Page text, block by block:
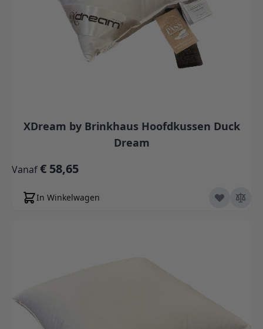
XDream by Brinkhaus Hoofdkussen Duck
Dream
Vanaf€ 58,65
In Winkelwagen